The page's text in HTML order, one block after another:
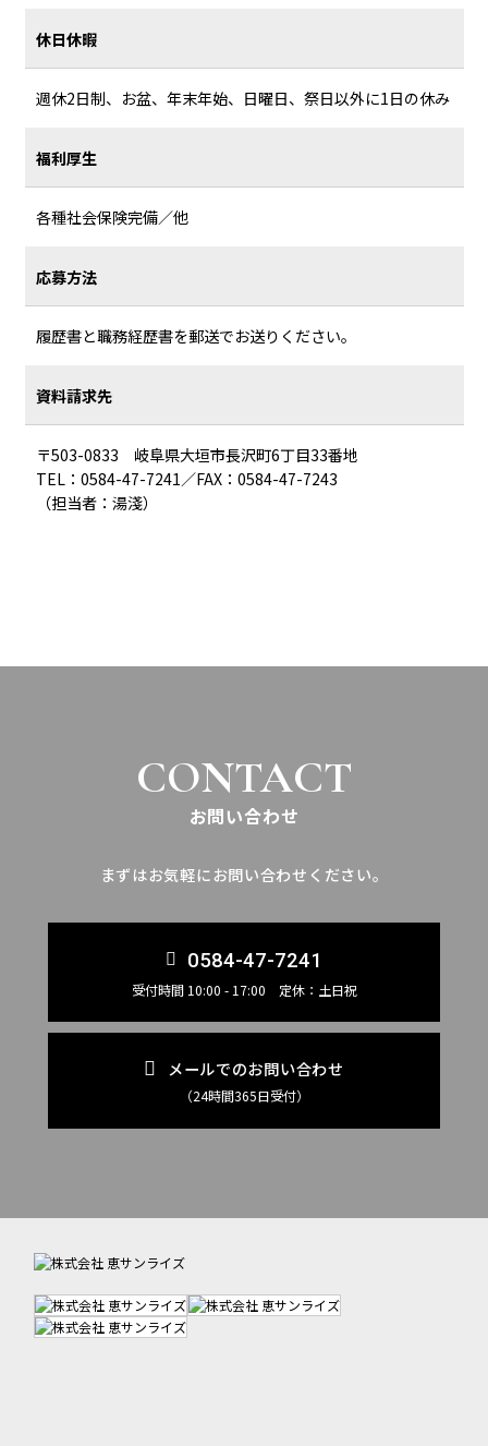
休日休暇
週休2日制、お盆、年末年始、日曜日、祭日以外に1日の休み
福利厚生
各種社会保険完備／他
応募方法
履歴書と職務経歴書を郵送でお送りください。
資料請求先
〒503-0833 岐阜県大垣市長沢町6丁目33番地
TEL：0584-47-7241／FAX：0584-47-7243
（担当者：湯淺）
CONTACT
お問い合わせ
まずはお気軽にお問い合わせください。
0584-47-7241
受付時間 10:00 - 17:00 定休：土日祝
メールでのお問い合わせ
（24時間365日受付）